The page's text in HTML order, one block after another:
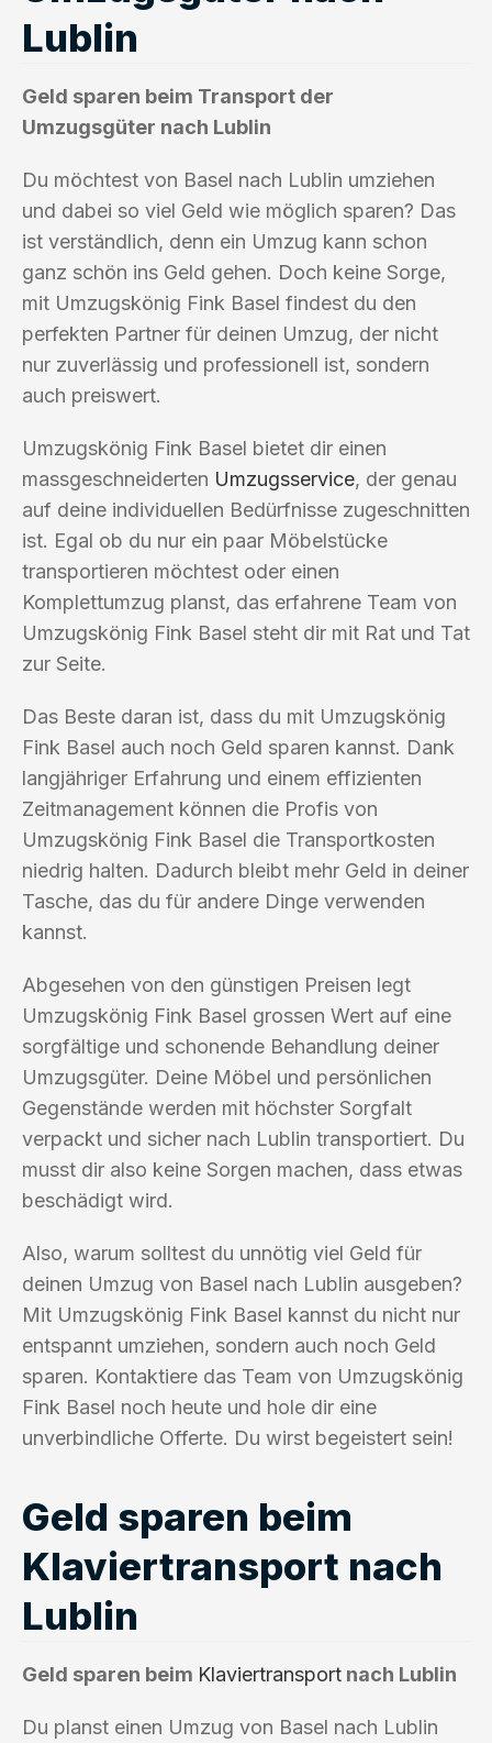
Lublin
Geld sparen beim Transport der
Umzugsgüter nach Lublin
Du möchtest von Basel nach Lublin umziehen
und dabei so viel Geld wie möglich sparen? Das
ist verständlich, denn ein Umzug kann schon
ganz schön ins Geld gehen. Doch keine Sorge,
mit Umzugskönig Fink Basel findest du den
perfekten Partner für deinen Umzug, der nicht
nur zuverlässig und professionell ist, sondern
auch preiswert.
Umzugskönig Fink Basel bietet dir einen
massgeschneiderten Umzugsservice, der genau
auf deine individuellen Bedürfnisse zugeschnitten
ist. Egal ob du nur ein paar Möbelstücke
transportieren möchtest oder einen
Komplettumzug planst, das erfahrene Team von
Umzugskönig Fink Basel steht dir mit Rat und Tat
zur Seite.
Das Beste daran ist, dass du mit Umzugskönig
Fink Basel auch noch Geld sparen kannst. Dank
langjähriger Erfahrung und einem effizienten
Zeitmanagement können die Profis von
Umzugskönig Fink Basel die Transportkosten
niedrig halten. Dadurch bleibt mehr Geld in deiner
Tasche, das du für andere Dinge verwenden
kannst.
Abgesehen von den günstigen Preisen legt
Umzugskönig Fink Basel grossen Wert auf eine
sorgfältige und schonende Behandlung deiner
Umzugsgüter. Deine Möbel und persönlichen
Gegenstände werden mit höchster Sorgfalt
verpackt und sicher nach Lublin transportiert. Du
musst dir also keine Sorgen machen, dass etwas
beschädigt wird.
Also, warum solltest du unnötig viel Geld für
deinen Umzug von Basel nach Lublin ausgeben?
Mit Umzugskönig Fink Basel kannst du nicht nur
entspannt umziehen, sondern auch noch Geld
sparen. Kontaktiere das Team von Umzugskönig
Fink Basel noch heute und hole dir eine
unverbindliche Offerte. Du wirst begeistert sein!
Geld sparen beim
Klaviertransport nach
Lublin
Geld sparen beim Klaviertransport nach Lublin
Du planst einen Umzug von Basel nach Lublin